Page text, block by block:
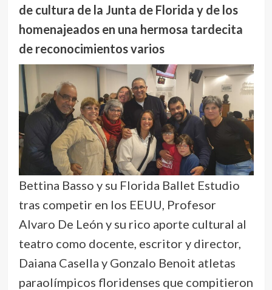
de cultura de la Junta de Florida y de los
homenajeados en una hermosa tardecita
de reconocimientos varios
Bettina Basso y su Florida Ballet Estudio
tras competir en los EEUU, Profesor
Alvaro De León y su rico aporte cultural al
teatro como docente, escritor y director,
Daiana Casella y Gonzalo Benoit atletas
paraolímpicos floridenses que compitieron